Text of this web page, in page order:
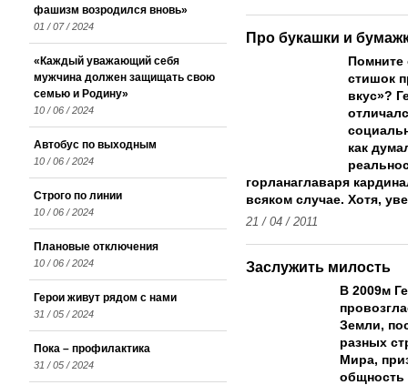
Про букашки и
Помните
стишок
вкус»?
как
горлана­главаря
всяком случае. Хотя,
21 / 04 / 2011
Заслужить милость
В 2009­м
Земли,
разных
Мира,
общность
фашизм возродился вновь»
01 / 07 / 2024
«Каждый уважающий себя
мужчина должен защищать свою
семью и Родину»
10 / 06 / 2024
Автобус по выходным
10 / 06 / 2024
Строго по линии
10 / 06 / 2024
Плановые отключения
10 / 06 / 2024
Герои живут рядом с нами
31 / 05 / 2024
Пока – профилактика
31 / 05 / 2024